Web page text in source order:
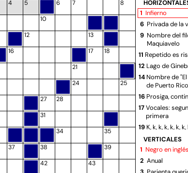
1 Infierno
6 Privada de la
9 Nombre del
Maquiavelo
11 Repetido es
12 Lago de
14 Nombre de
de Puerto Rico
16 Prosiga,
17Vocales:
primera
19 K, k, k, k, k, k, k,
20Adornos que
ciertas fiestas
22Armas del toro
24Rápido en
VERTICALES
1 Negro en inglés
2Anual
4 5 6 7 8
10
12 13
16 17 18
21
24 25
27 28
31
34 35
37 38 39
42 43